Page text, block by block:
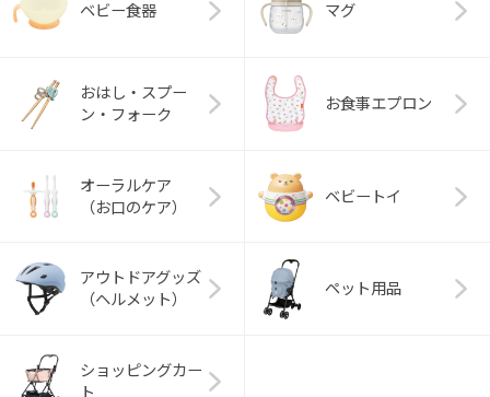
ベビー食器 マグ
おはし・スプー
ン・フォーク
お食事エプロン
オーラルケア
（お口のケア）
ベビートイ
アウトドアグッズ
（ヘルメット）
ペット用品
ショッピングカー
ト